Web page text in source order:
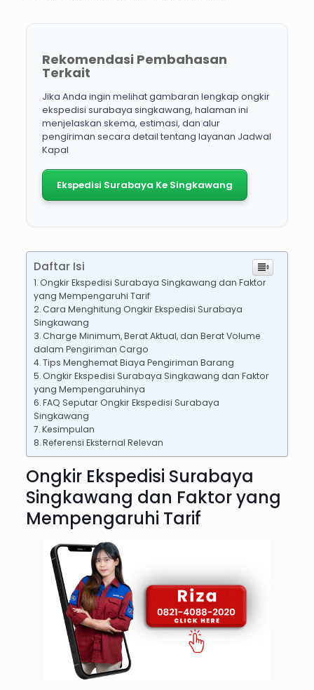
Rekomendasi Pembahasan
Terkait
Jika Anda ingin melihat gambaran lengkap ongkir
ekspedisi surabaya singkawang, halaman ini
menjelaskan skema, estimasi, dan alur
pengiriman secara detail tentang layanan Jadwal
Kapal
Ekspedisi Surabaya Ke Singkawang
Daftar Isi
Ongkir Ekspedisi Surabaya Singkawang dan Faktor
yang Mempengaruhi Tarif
Cara Menghitung Ongkir Ekspedisi Surabaya
Singkawang
Charge Minimum, Berat Aktual, dan Berat Volume
dalam Pengiriman Cargo
Tips Menghemat Biaya Pengiriman Barang
Ongkir Ekspedisi Surabaya Singkawang dan Faktor
yang Mempengaruhinya
FAQ Seputar Ongkir Ekspedisi Surabaya
Singkawang
Kesimpulan
Referensi Eksternal Relevan
Ongkir Ekspedisi Surabaya
Singkawang dan Faktor yang
Mempengaruhi Tarif